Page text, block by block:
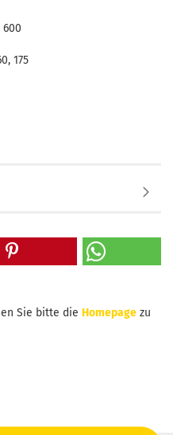
600
175
Sie bitte die Homepage zu